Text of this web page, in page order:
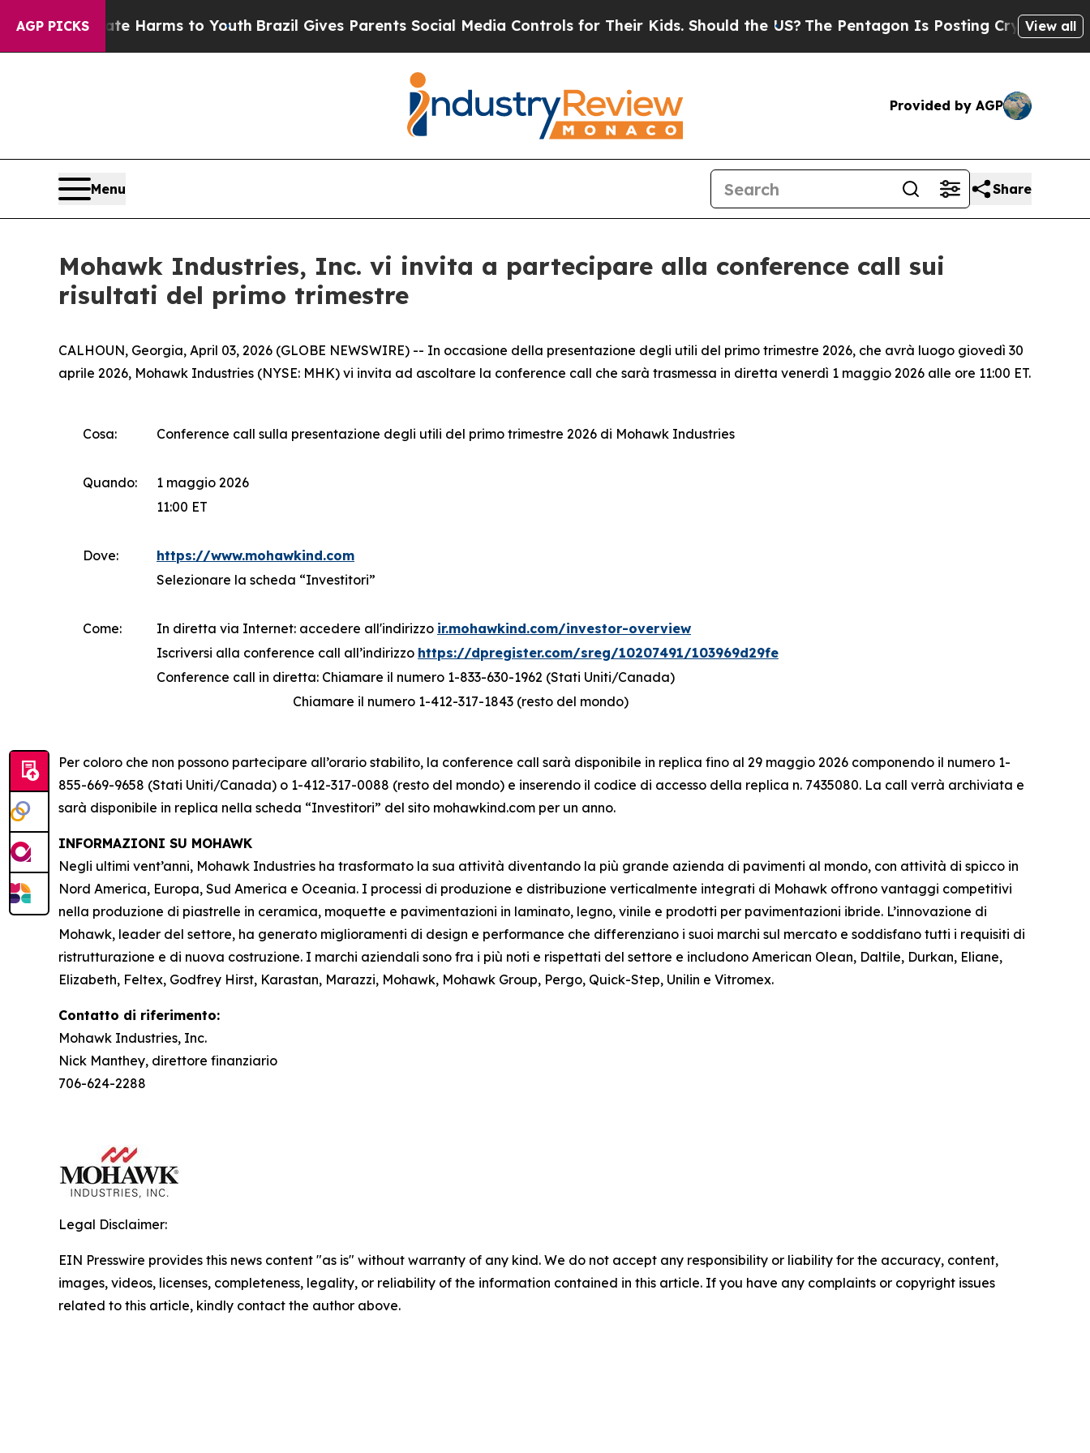
AGP PICKS
to Abate Harms to Youth Brazil Gives Parents Social Media Controls for Their Kids. Should the US?The Pentagon Is Posting Cryptic Biblical
View all
Provided by AGP
Menu Share
Mohawk Industries, Inc. vi invita a partecipare alla conference call sui
risultati del primo trimestre
CALHOUN, Georgia, April 03, 2026 (GLOBE NEWSWIRE) -- In occasione della presentazione degli utili del primo trimestre 2026, che avrà luogo giovedì 30
aprile 2026, Mohawk Industries (NYSE: MHK) vi invita ad ascoltare la conference call che sarà trasmessa in diretta venerdì 1 maggio 2026 alle ore 11:00 ET.
Cosa: Conference call sulla presentazione degli utili del primo trimestre 2026 di Mohawk Industries
Quando:
1 maggio 2026
11:00 ET
Dove:
https://www.mohawkind.com
Selezionare la scheda “Investitori”
Come: In diretta via Internet: accedere all'indirizzo ir.mohawkind.com/investor-overview
Iscriversi alla conference call all’indirizzo https://dpregister.com/sreg/10207491/103969d29fe
Conference call in diretta: Chiamare il numero 1-833-630-1962 (Stati Uniti/Canada)
Chiamare il numero 1-412-317-1843 (resto del mondo)
Per coloro che non possono partecipare all’orario stabilito, la conference call sarà disponibile in replica fino al 29 maggio 2026 componendo il numero 1-
855-669-9658 (Stati Uniti/Canada) o 1-412-317-0088 (resto del mondo) e inserendo il codice di accesso della replica n. 7435080. La call verrà archiviata e
sarà disponibile in replica nella scheda “Investitori” del sito mohawkind.com per un anno.
INFORMAZIONI SU MOHAWK
Negli ultimi vent’anni, Mohawk Industries ha trasformato la sua attività diventando la più grande azienda di pavimenti al mondo, con attività di spicco in
Nord America, Europa, Sud America e Oceania. I processi di produzione e distribuzione verticalmente integrati di Mohawk offrono vantaggi competitivi
nella produzione di piastrelle in ceramica, moquette e pavimentazioni in laminato, legno, vinile e prodotti per pavimentazioni ibride. L’innovazione di
Mohawk, leader del settore, ha generato miglioramenti di design e performance che differenziano i suoi marchi sul mercato e soddisfano tutti i requisiti di
ristrutturazione e di nuova costruzione. I marchi aziendali sono fra i più noti e rispettati del settore e includono American Olean, Daltile, Durkan, Eliane,
Elizabeth, Feltex, Godfrey Hirst, Karastan, Marazzi, Mohawk, Mohawk Group, Pergo, Quick-Step, Unilin e Vitromex.
Contatto di riferimento:
Mohawk Industries, Inc.
Nick Manthey, direttore finanziario
706-624-2288
Legal Disclaimer:
EIN Presswire provides this news content "as is" without warranty of any kind. We do not accept any responsibility or liability for the accuracy, content,
images, videos, licenses, completeness, legality, or reliability of the information contained in this article. If you have any complaints or copyright issues
related to this article, kindly contact the author above.